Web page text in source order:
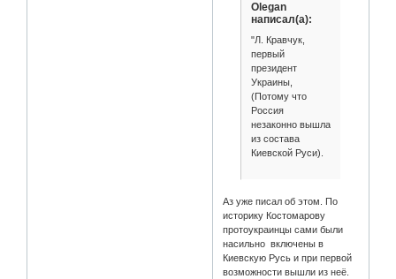
Olegan
написал(а):
"Л. Кравчук,
первый
президент
Украины,
(Потому что
Россия
незаконно вышла
из состава
Киевской Руси).
Аз уже писал об этом. По
историку Костомарову
протоукраинцы сами были
насильно включены в
Киевскую Русь и при первой
возможности вышли из неё.